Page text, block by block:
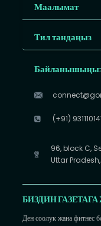
Маалымат
Тил тандаңыз
(+91)
96, block C,
Uttar Pradesh,
БИЗДИН
Ден соолук жана фитнес